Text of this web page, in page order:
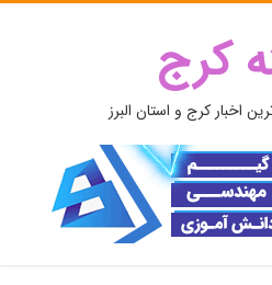
کرج
اخبار کرج و استان البرز